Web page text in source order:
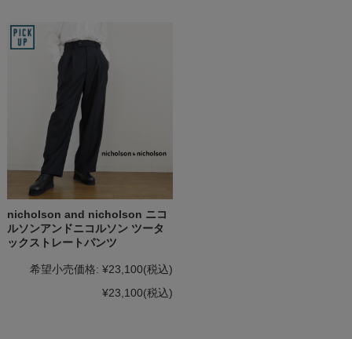
nicholson and nicholson ニコ
ルソンアンドニコルソン ツータ
ックストレートパンツ
希望小売価格: ¥23,100(税込)
¥23,100(税込)